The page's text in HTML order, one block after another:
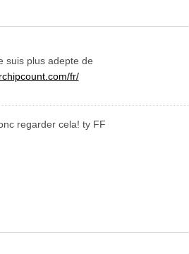
suis plus adepte de
fr/
regarder cela! ty FF